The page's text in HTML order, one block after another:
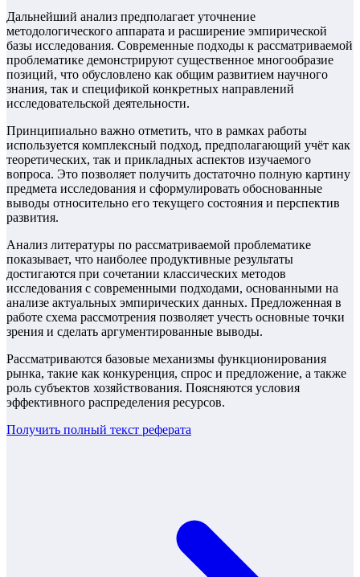
Дальнейший анализ предполагает уточнение
методологического аппарата и расширение эмпирической
базы исследования. Современные подходы к рассматриваемой
проблематике демонстрируют существенное многообразие
позиций, что обусловлено как общим развитием научного
знания, так и спецификой конкретных направлений
исследовательской деятельности.
Принципиально важно отметить, что в рамках работы
используется комплексный подход, предполагающий учёт как
теоретических, так и прикладных аспектов изучаемого
вопроса. Это позволяет получить достаточно полную картину
предмета исследования и сформулировать обоснованные
выводы относительно его текущего состояния и перспектив
развития.
Анализ литературы по рассматриваемой проблематике
показывает, что наиболее продуктивные результаты
достигаются при сочетании классических методов
исследования с современными подходами, основанными на
анализе актуальных эмпирических данных. Предложенная в
работе схема рассмотрения позволяет учесть основные точки
зрения и сделать аргументированные выводы.
Рассматриваются базовые механизмы функционирования
рынка, такие как конкуренция, спрос и предложение, а также
роль субъектов хозяйствования. Поясняются условия
эффективного распределения ресурсов.
Получить полный текст реферата